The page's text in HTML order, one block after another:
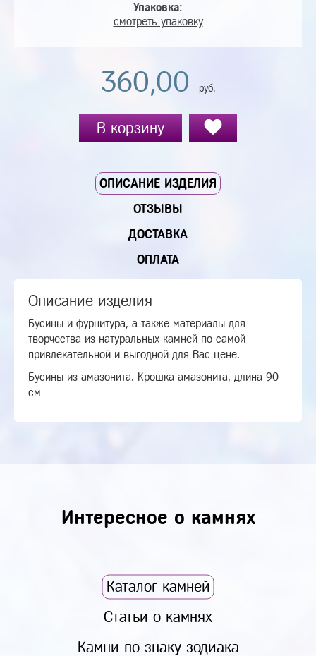
Упаковка:
смотреть упаковку
360,00 руб.
В корзину
ОПИСАНИЕ ИЗДЕЛИЯ
ОТЗЫВЫ
ДОСТАВКА
ОПЛАТА
Описание изделия
Бусины и фурнитура, а также материалы для
творчества из натуральных камней по самой
привлекательной и выгодной для Вас цене.
Бусины из амазонита. Крошка амазонита, длина 90
см
Интересное о камнях
Каталог камней
Статьи о камнях
Камни по знаку зодиака